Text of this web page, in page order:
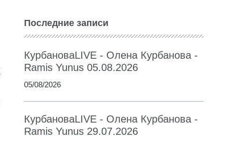
Последние записи
КурбановаLIVE - Олена Курбанова -
Ramis Yunus 05.08.2026
05/08/2026
КурбановаLIVE - Олена Курбанова -
Ramis Yunus 29.07.2026